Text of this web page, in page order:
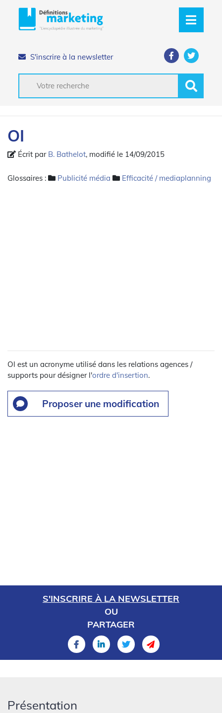
S'inscrire à la newsletter
OI
Écrit par B. Bathelot, modifié le 14/09/2015
Glossaires : Publicité média Efficacité / mediaplanning
OI est un acronyme utilisé dans les relations agences /
supports pour désigner l'ordre d'insertion.
Proposer une modification
S'INSCRIRE À LA NEWSLETTER
OU
PARTAGER
Présentation